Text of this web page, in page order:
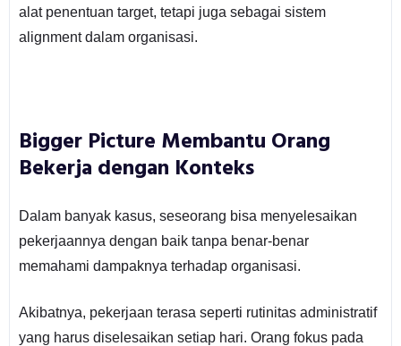
alat penentuan target, tetapi juga sebagai sistem
alignment dalam organisasi.
Bigger Picture Membantu Orang
Bekerja dengan Konteks
Dalam banyak kasus, seseorang bisa menyelesaikan
pekerjaannya dengan baik tanpa benar-benar
memahami dampaknya terhadap organisasi.
Akibatnya, pekerjaan terasa seperti rutinitas administratif
yang harus diselesaikan setiap hari. Orang fokus pada